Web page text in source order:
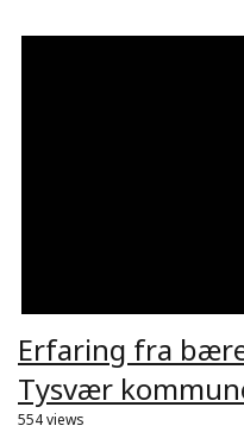
Erfaring fra
Tysvær
554 views